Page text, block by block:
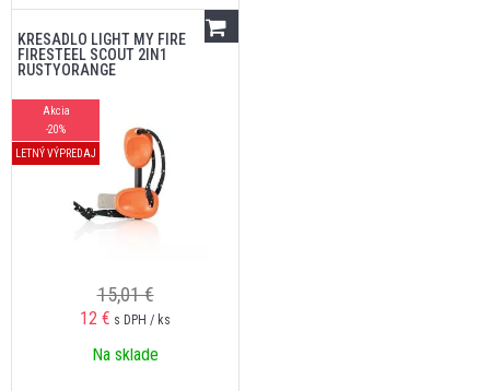
KRESADLO LIGHT MY FIRE
FIRESTEEL SCOUT 2IN1
RUSTYORANGE
Akcia
-20%
LETNÝ VÝPREDAJ
15,01 €
12 € s DPH / ks
Na sklade